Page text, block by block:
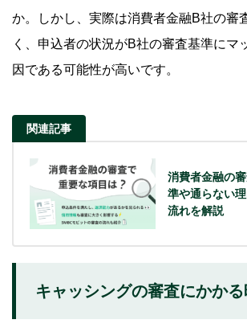
か。しかし、実際は消費者金融B社の審
く、申込者の状況がB社の審査基準にマ
因である可能性が高いです。
関連記事
消費者金融の
準や通らない
流れを解説
キャッシングの審査にかかる